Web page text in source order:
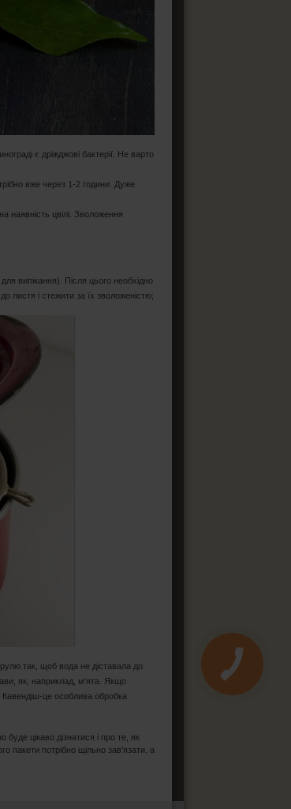
є дріжджові бактерії. Не варто
вже через 1-2 години. Дуже
наявність цвілі. Зволоження
випікання). Після цього необхідно
листя і стежити за їх зволоженістю;
так, щоб вода не діставала до
як, наприклад, м'ята. Якщо
це особлива обробка
цікаво дізнатися і про те, як
пакети потрібно щільно зав'язати, а